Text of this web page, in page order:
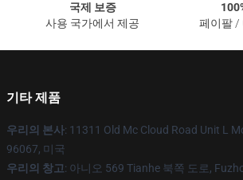
국제 보증
사용 국가에서 제공
페이팔 /
기타 제품
우리의 본사: 11311 Old Mc Cloud Road Unit L
96067, 미국
우리의 창고: 아니오 569 Tianhe 북쪽 도로,